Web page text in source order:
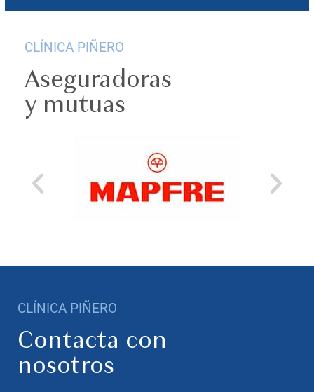
CLÍNICA PIÑERO
Aseguradoras
y mutuas
CLÍNICA PIÑERO
Contacta con
nosotros